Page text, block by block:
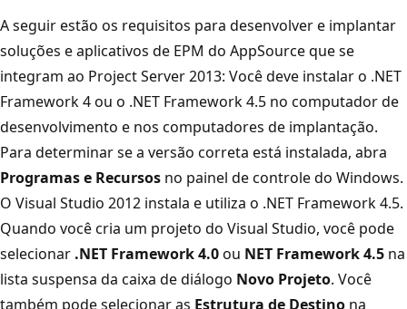
A seguir estão os requisitos para desenvolver e implantar
soluções e aplicativos de EPM do AppSource que se
integram ao Project Server 2013: Você deve instalar o .NET
Framework 4 ou o .NET Framework 4.5 no computador de
desenvolvimento e nos computadores de implantação.
Para determinar se a versão correta está instalada, abra
Programas e Recursos no painel de controle do Windows.
O Visual Studio 2012 instala e utiliza o .NET Framework 4.5.
Quando você cria um projeto do Visual Studio, você pode
selecionar .NET Framework 4.0ou NET Framework 4.5 na
lista suspensa da caixa de diálogo Novo Projeto. Você
também pode selecionar as Estrutura de Destino na